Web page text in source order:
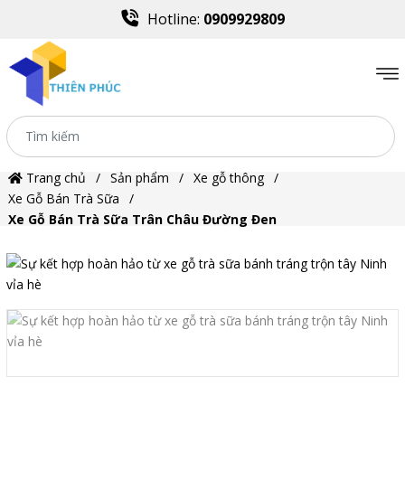
Hotline: 0909929809
Trang chủ Sản phẩm
Xe gỗ thông
Xe Gỗ Bán Trà Sữa
Xe Gỗ Bán Trà Sữa Trân Châu Đường Đen